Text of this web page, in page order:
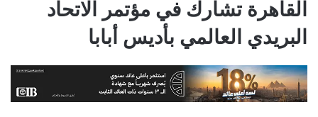
القاهرة تشارك في مؤتمر الاتحاد
البريدي العالمي بأديس أبابا